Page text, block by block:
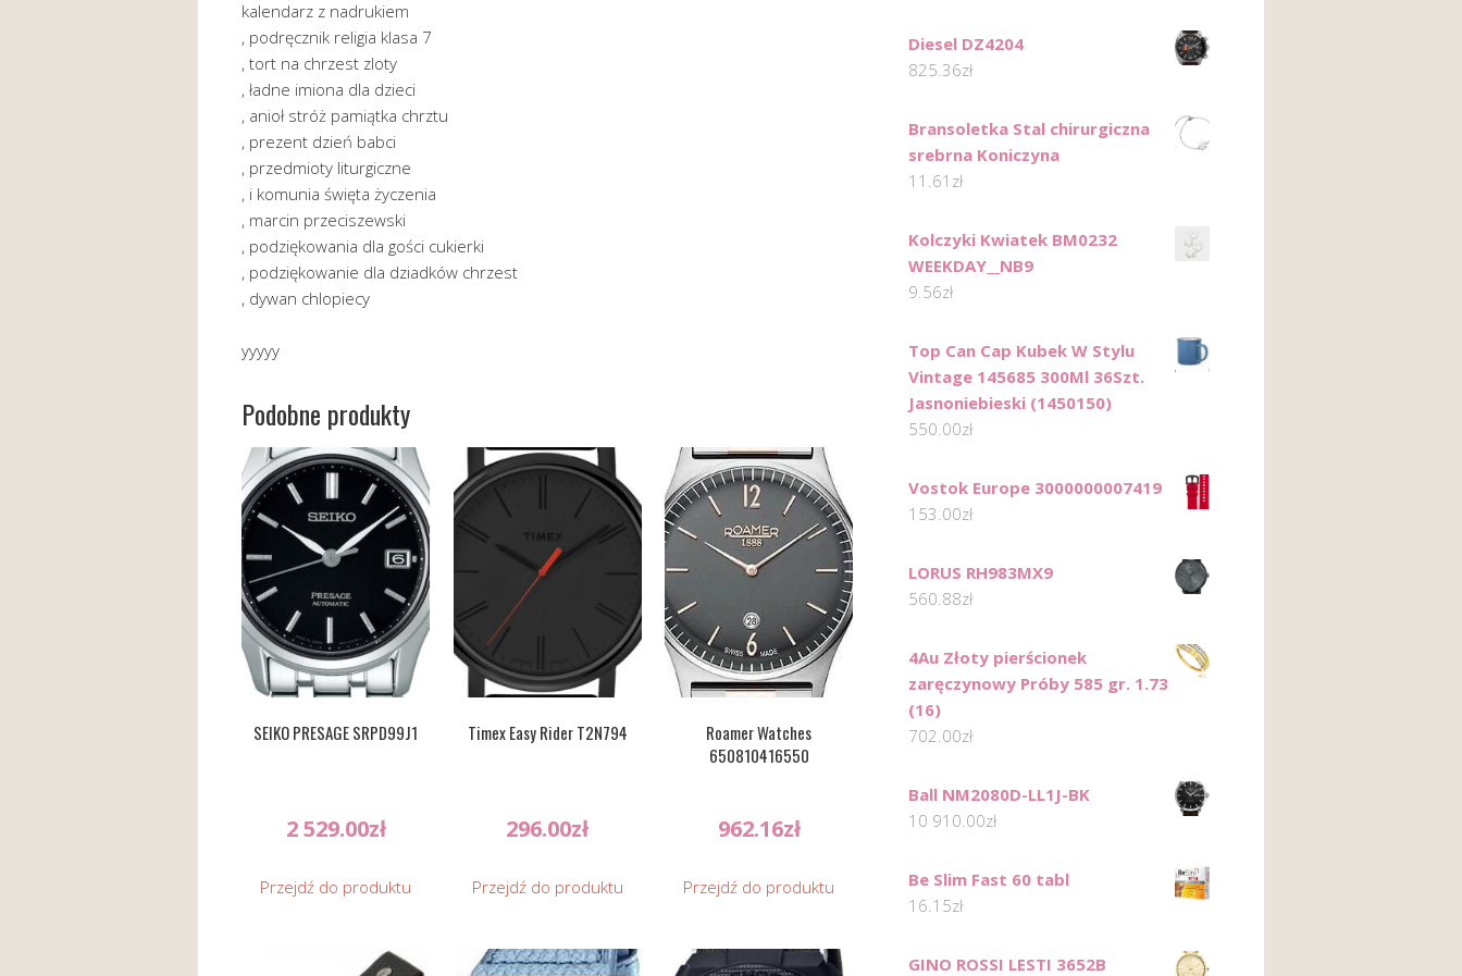
kalendarz z nadrukiem
, podręcznik religia klasa 7
, tort na chrzest zloty
, ładne imiona dla dzieci
, anioł stróż pamiątka chrztu
, prezent dzień babci
, przedmioty liturgiczne
, i komunia święta życzenia
, marcin przeciszewski
, podziękowania dla gości cukierki
, podziękowanie dla dziadków chrzest
, dywan chlopiecy
yyyyy
Podobne produkty
SEIKO PRESAGE SRPD99J1
2 529.00zł
Przejdź do produktu
Timex Easy Rider T2N794
296.00zł
Przejdź do produktu
Roamer Watches
650810416550
962.16zł
Przejdź do produktu
Diesel DZ4204
825.36zł
Bransoletka Stal chirurgiczna
srebrna Koniczyna
11.61 zł
Kolczyki Kwiatek BM0232
WEEKDAY__NB9
9.56zł
Top Can Cap Kubek W Stylu
Vintage 145685 300Ml 36Szt.
Jasnoniebieski (1450150)
550.00zł
Vostok Europe 3000000007419
153.00zł
LORUS RH983MX9
560.88zł
4Au Złoty pierścionek
zaręczynowy Próby 585 gr. 1.73
(16)
702.00zł
Ball NM2080D-LL1J-BK
10 910.00zł
Be Slim Fast 60 tabl
16.15zł
GINO ROSSI LESTI 3652B